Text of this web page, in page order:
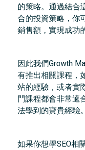
的策略。通過結合
合的投資策略，你
銷售額，實現成功
因此我們Growth
有推出相關課程，
站的經驗，或者實
門課程都會非常適
法學到的寶貴經驗。
如果你想學SEO相